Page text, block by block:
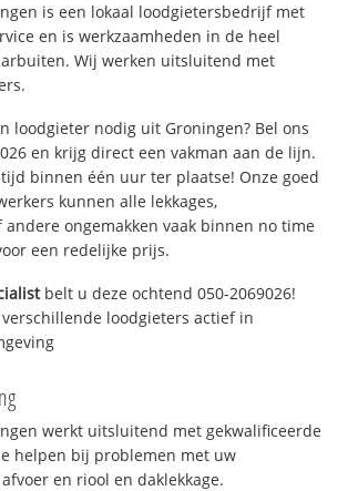
is een lokaal loodgietersbedrijf met
en is werkzaamheden in de heel
Wij werken uitsluitend met
loodgieter nodig uit Groningen? Bel ons
en krijg direct een vakman aan de lijn.
binnen één uur ter plaatse! Onze goed
kunnen alle lekkages,
ongemakken vaak binnen no time
een redelijke prijs.
belt u deze ochtend 050-2069026!
loodgieters actief in
werkt uitsluitend met gekwalificeerde
helpen bij problemen met uw
en riool en daklekkage.